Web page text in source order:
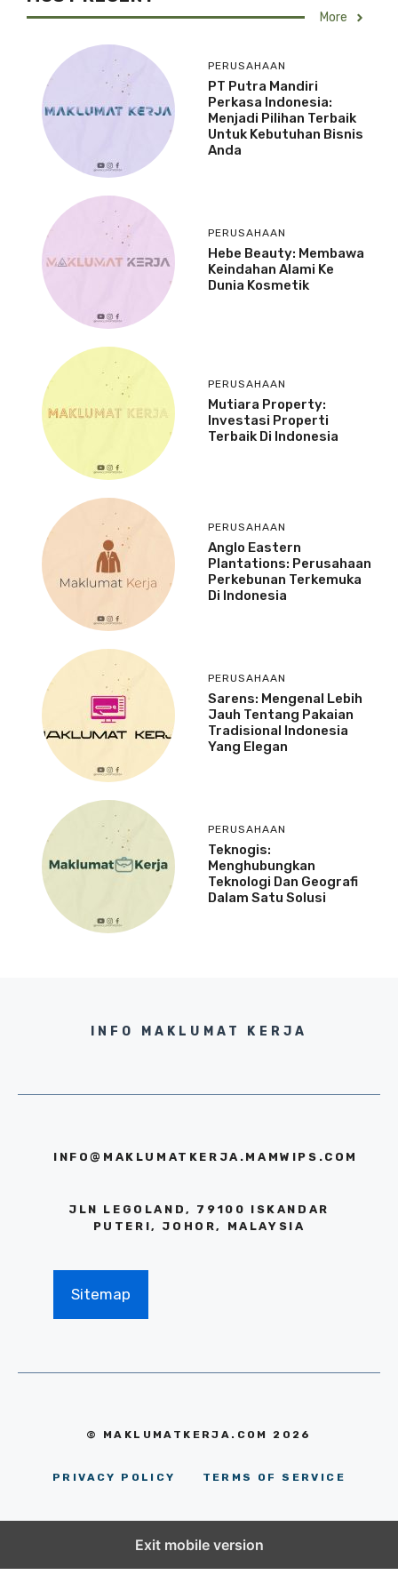
More
PERUSAHAAN
PT Putra Mandiri
Perkasa Indonesia:
Menjadi Pilihan Terbaik
Untuk Kebutuhan Bisnis
Anda
PERUSAHAAN
Hebe Beauty: Membawa
Keindahan Alami Ke
Dunia Kosmetik
PERUSAHAAN
Mutiara Property:
Investasi Properti
Terbaik Di Indonesia
PERUSAHAAN
Anglo Eastern
Plantations: Perusahaan
Perkebunan Terkemuka
Di Indonesia
PERUSAHAAN
Sarens: Mengenal Lebih
Jauh Tentang Pakaian
Tradisional Indonesia
Yang Elegan
PERUSAHAAN
Teknogis:
Menghubungkan
Teknologi Dan Geografi
Dalam Satu Solusi
INFO MAKLUMAT KERJA
INFO@MAKLUMATKERJA.MAMWIPS.COM
JLN LEGOLAND, 79100 ISKANDAR
PUTERI, JOHOR, MALAYSIA
Sitemap
© MAKLUMATKERJA.COM 2026
PRIVACY POLICY TERMS OF SERVICE
Exit mobile version